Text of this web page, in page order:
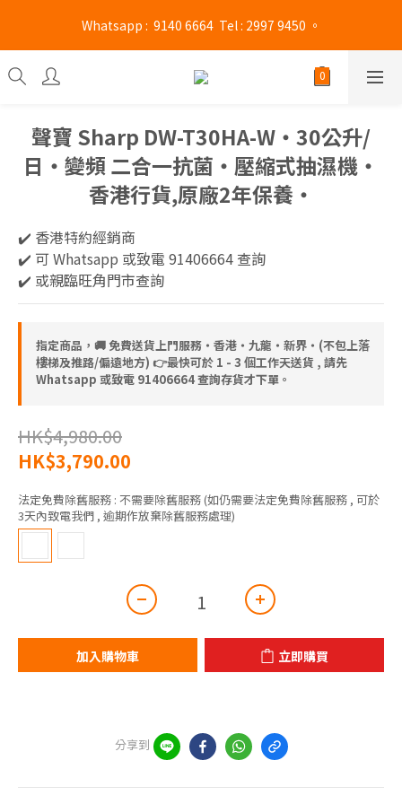
旺角門市營業時間 : (星期一至六 13:00 - 21:00 / 星期日及公眾假期
13:00 - 19:00)
Whatsapp :  9140 6664  Tel : 2997 9450 。
旺角門市營業時間 : (星期一至六 13:00 - 21:00 / 星期日及公眾假期
13:00 - 19:00)
聲寶 Sharp DW-T30HA-W‧30公升/
日‧變頻 二合一抗菌‧壓縮式抽濕機‧
香港行貨,原廠2年保養‧
✔️ 香港特約經銷商
✔️ 可 Whatsapp 或致電 91406664 查詢
✔️ 或親臨旺角門市查詢
指定商品，🚚 免費送貨上門服務‧香港‧九龍‧新界‧(不包上落
樓梯及推路/偏遠地方) 👉最快可於 1 - 3 個工作天送貨 , 請先
Whatsapp 或致電 91406664 查詢存貨才下單。
HK$4,980.00
HK$3,790.00
法定免費除舊服務 : 不需要除舊服務 (如仍需要法定免費除舊服務 , 可於
3天內致電我們 , 逾期作放棄除舊服務處理)
加入購物車 立即購買
分享到